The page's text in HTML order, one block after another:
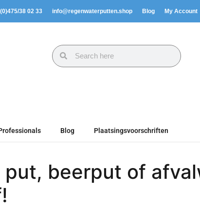
38 02 33 info@regenwaterputten.shop Blog My Account
Blog Plaatsingsvoorschriften
put, beerput of